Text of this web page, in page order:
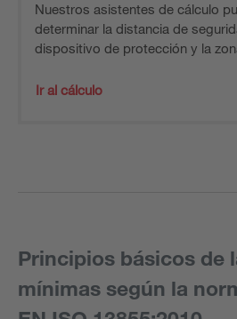
Nuestros asistentes de cálculo
determinar la distancia de
dispositivo de protección y la
Ir al cálculo
Principios básicos de
mínimas según la